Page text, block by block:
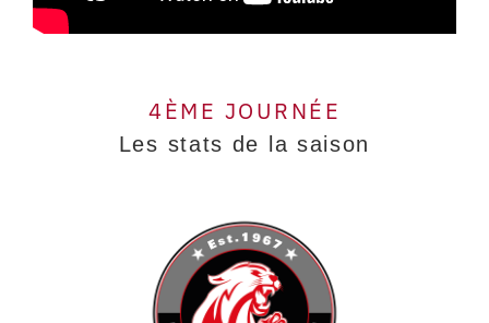
4ÈME JOURNÉE
Les stats de la saison